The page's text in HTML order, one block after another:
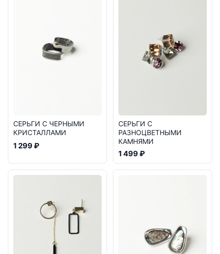
СЕРЬГИ С ЧЕРНЫМИ
КРИСТАЛЛАМИ
1 299 ₽
СЕРЬГИ С
РАЗНОЦВЕТНЫМИ
КАМНЯМИ
1 499 ₽